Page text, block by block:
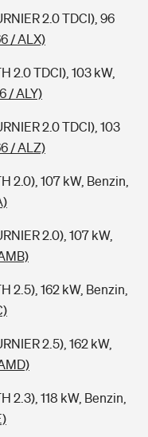
2.0 TDCI), 96
/ ALX)
2.0 TDCI), 103 kW,
/ ALY)
2.0 TDCI), 103
/ ALZ)
2.0), 107 kW, Benzin,
2.0), 107 kW,
2.5), 162 kW, Benzin,
2.5), 162 kW,
2.3), 118 kW, Benzin,